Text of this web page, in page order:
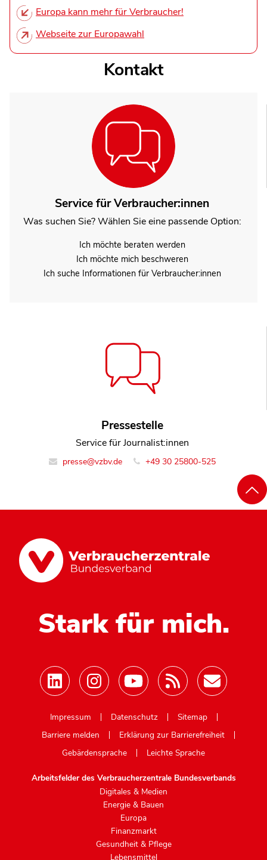
Europa kann mehr für Verbraucher!
Webseite zur Europawahl
Kontakt
Service für Verbraucher:innen
Was suchen Sie? Wählen Sie eine passende Option:
Ich möchte beraten werden
Ich möchte mich beschweren
Ich suche Informationen für Verbraucher:innen
Pressestelle
Service für Journalist:innen
presse@vzbv.de +49 30 25800-525
Stark für mich.
Impressum
Datenschutz
Sitemap
Barriere melden
Erklärung zur Barrierefreiheit
Gebärdensprache
Leichte Sprache
Arbeitsfelder des Verbraucherzentrale Bundesverbands
Digitales & Medien
Energie & Bauen
Europa
Finanzmarkt
Gesundheit & Pflege
Lebensmittel